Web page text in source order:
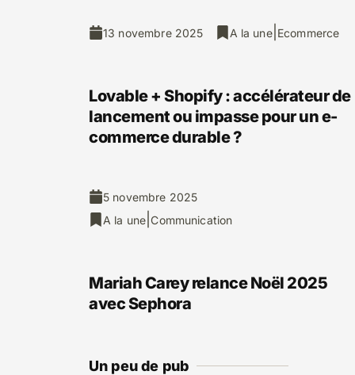
13 novembre 2025 A la une| Ecommerce
Lovable + Shopify : accélérateur de
lancement ou impasse pour un e-
commerce durable ?
5 novembre 2025
A la une |Communication
Mariah Carey relance Noël 2025
avec Sephora
Un peu de pub